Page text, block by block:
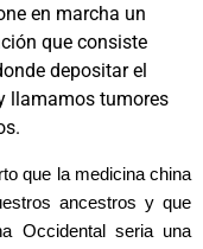
en marcha un
que consiste
depositar el
llamamos tumores
que la medicina china
ancestros y que
Occidental seria una